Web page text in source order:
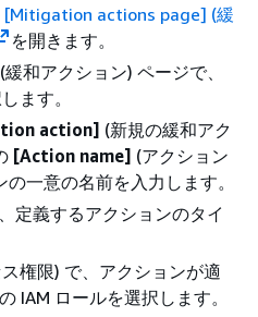
[Mitigation actions page] (緩
を開きます。
(緩和アクション) ページで、
ます。
action] (新規の緩和アク
[Action name] (アクション
一意の名前を入力します。
定義するアクションのタイ
権限) で、アクションが適
IAM ロールを選択します。